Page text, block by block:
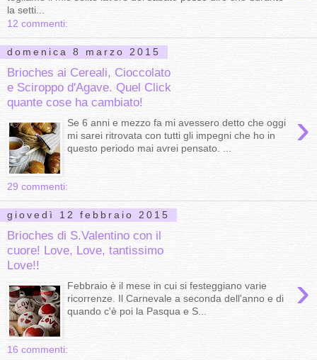
la setti...
12 commenti:
domenica 8 marzo 2015
Brioches ai Cereali, Cioccolato
e Sciroppo d'Agave. Quel Click
quante cose ha cambiato!
›
Se 6 anni e mezzo fa mi avessero detto che oggi
mi sarei ritrovata con tutti gli impegni che ho in
questo periodo mai avrei pensato. ...
29 commenti:
giovedì 12 febbraio 2015
Brioches di S.Valentino con il
cuore! Love, Love, tantissimo
Love!!
›
Febbraio è il mese in cui si festeggiano varie
ricorrenze. Il Carnevale a seconda dell'anno e di
quando c'è poi la Pasqua e S...
16 commenti: